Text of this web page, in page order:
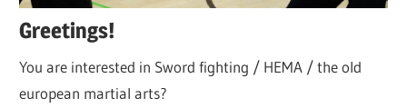
Greetings!
You are interested in Sword fighting / HEMA / the old
european martial arts?